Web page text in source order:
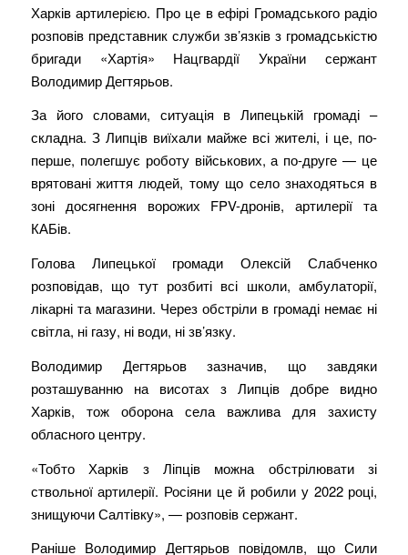
Харків артилерією. Про це в ефірі Громадського радіо
розповів представник служби зв’язків з громадськістю
бригади «Хартія» Нацгвардії України сержант
Володимир Дегтярьов.
За його словами, ситуація в Липецькій громаді –
складна. З Липців виїхали майже всі жителі, і це, по-
перше, полегшує роботу військових, а по-друге — це
врятовані життя людей, тому що село знаходяться в
зоні досягнення ворожих FPV-дронів, артилерії та
КАБів.
Голова Липецької громади Олексій Слабченко
розповідав, що тут розбиті всі школи, амбулаторії,
лікарні та магазини. Через обстріли в громаді немає ні
світла, ні газу, ні води, ні зв’язку.
Володимир Дегтярьов зазначив, що завдяки
розташуванню на висотах з Липців добре видно
Харків, тож оборона села важлива для захисту
обласного центру.
«Тобто Харків з Ліпців можна обстрілювати зі
ствольної артилерії. Росіяни це й робили у 2022 році,
знищуючи Салтівку», — розповів сержант.
Раніше Володимир Дегтярьов повідомлв, що Сили